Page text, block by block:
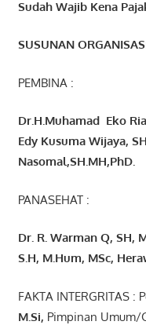
Sudah Wajib Kena
SUSUNAN
PEMBINA :
Dr.H.Muhamad Eko
Edy Kusuma Wijaya,
Nasomal,SH.MH,PhD.
PANASEHAT :
Dr. R. Warman Q, SH,
S.H, M.Hum, MSc,
FAKTA INTERGRITAS :
M.Si, Pimpinan Umum/